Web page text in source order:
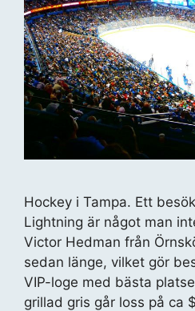
Hockey i Tampa. Ett
Lightning är något man
Victor Hedman från
sedan länge, vilket gör
VIP-loge med bästa
grillad gris går loss på ca